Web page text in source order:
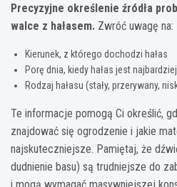
Precyzyjne określenie źródła
walce z hałasem. Zwróć uwagę na:
Kierunek, z którego dochodzi hałas
Porę dnia, kiedy hałas jest
Rodzaj hałasu (stały, przerywany,
Te informacje pomogą Ci określić,
znajdować się ogrodzenie i jakie
najskuteczniejsze. Pamiętaj, że
dudnienie basu) są trudniejsze do